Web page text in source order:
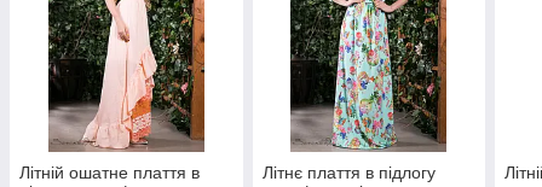
Літній ошатне плаття в
Літнє плаття в підлогу